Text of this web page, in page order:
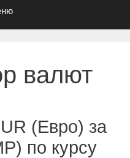
валют
(Евро) за
по курсу